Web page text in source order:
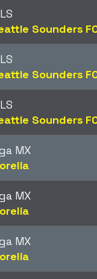
Sounders
Sounders
Sounders
MX
MX
MX